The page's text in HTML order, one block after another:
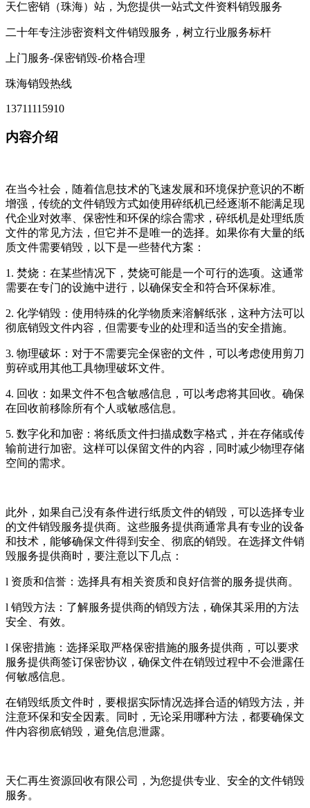
天仁密销（珠海）站，为您提供一站式文件资料销毁服务
二十年专注涉密资料文件销毁服务，树立行业服务标杆
上门服务-保密销毁-价格合理
珠海销毁热线
13711115910
内容介绍
在当今社会，随着信息技术的飞速发展和环境保护意识的不断
增强，传统的文件销毁方式如使用碎纸机已经逐渐不能满足现
代企业对效率、保密性和环保的综合需求，碎纸机是处理纸质
文件的常见方法，但它并不是唯一的选择。如果你有大量的纸
质文件需要销毁，以下是一些替代方案：
1. 焚烧：在某些情况下，焚烧可能是一个可行的选项。这通常
需要在专门的设施中进行，以确保安全和符合环保标准。
2. 化学销毁：使用特殊的化学物质来溶解纸张，这种方法可以
彻底销毁文件内容，但需要专业的处理和适当的安全措施。
3. 物理破坏：对于不需要完全保密的文件，可以考虑使用剪刀
剪碎或用其他工具物理破坏文件。
4. 回收：如果文件不包含敏感信息，可以考虑将其回收。确保
在回收前移除所有个人或敏感信息。
5. 数字化和加密：将纸质文件扫描成数字格式，并在存储或传
输前进行加密。这样可以保留文件的内容，同时减少物理存储
空间的需求。
此外，如果自己没有条件进行纸质文件的销毁，可以选择专业
的文件销毁服务提供商。这些服务提供商通常具有专业的设备
和技术，能够确保文件得到安全、彻底的销毁。在选择文件销
毁服务提供商时，要注意以下几点：
l 资质和信誉：选择具有相关资质和良好信誉的服务提供商。
l 销毁方法：了解服务提供商的销毁方法，确保其采用的方法
安全、有效。
l 保密措施：选择采取严格保密措施的服务提供商，可以要求
服务提供商签订保密协议，确保文件在销毁过程中不会泄露任
何敏感信息。
在销毁纸质文件时，要根据实际情况选择合适的销毁方法，并
注意环保和安全因素。同时，无论采用哪种方法，都要确保文
件内容彻底销毁，避免信息泄露。
天仁再生资源回收有限公司，为您提供专业、安全的文件销毁
服务。